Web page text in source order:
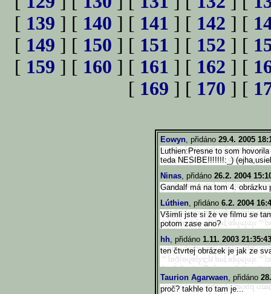
[ 139 ] [ 140 ] [ 141 ] [ 142 ] [
[ 149 ] [ 150 ] [ 151 ] [ 152 ] [
[ 159 ] [ 160 ] [ 161 ] [ 162 ] [
[ 169 ] [ 170 ] [
Eowyn, přidáno 29.4. 2005
Luthien:Presne to som
teda NESIBE!!!!!!!:_)
Ninas, přidáno 26.2. 2004
Gandalf má na tom 4. obrázku
Lúthien, přidáno 6.2. 2004
Všimli jste si že ve filmu se
potom zase ano?
hh, přidáno 1.11. 2003 21:35:43
ten čtvrtej obrázek je jak ze
Taurion Agarwaen, přidáno
proč? takhle to tam je...